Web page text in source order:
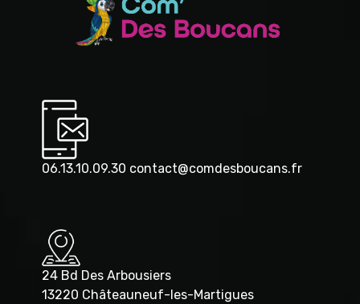
06.13.10.09.30 contact@comdesboucans.fr
24 Bd Des Arbousiers
13220 Châteauneuf-les-Martigues